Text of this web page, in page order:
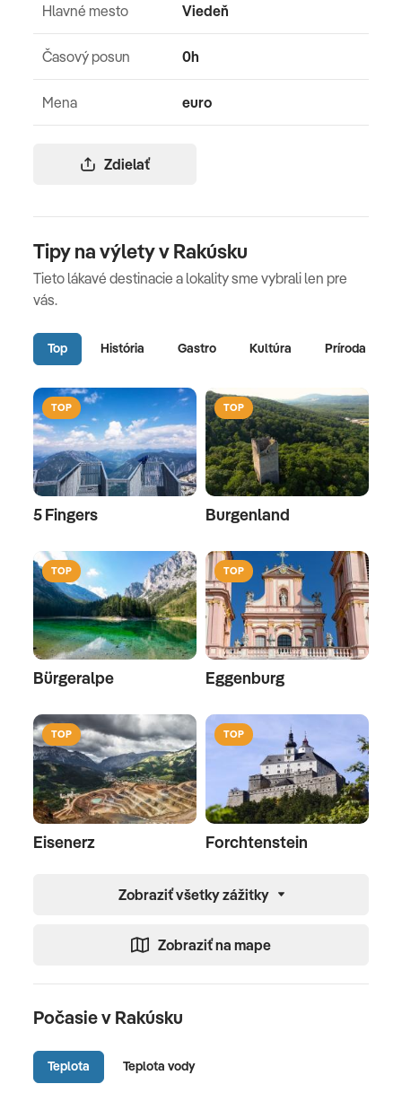
Zdielať
Hlavné mesto Viedeň
Časový posun 0h
Mena euro
Tipy na výlety v Rakúsku
Tieto lákavé destinacie a lokality sme vybrali len pre
vás.
Top História Gastro Kultúra Príroda
TOP
5 Fingers
TOP
Burgenland
TOP
Bürgeralpe
TOP
Eggenburg
TOP
Eisenerz
TOP
Forchtenstein
Zobraziť všetky zážitky
Zobraziť na mape
Počasie v Rakúsku
Teplota Teplota vody